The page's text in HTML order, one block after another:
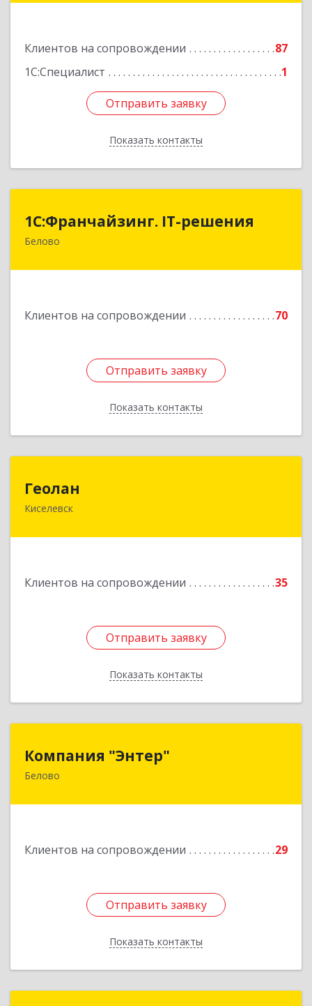
Клиентов на сопровождении
87
1С:Специалист
1
Отправить заявку
Показать контакты
Отправить заявку
Назад
1С:Франчайзинг. IT-решения
Белово
Клиентов на сопровождении 70
Отправить заявку
Показать контакты
1С:Франчайзинг. IT-решения
Отправить заявку
Назад
Геолан
Киселевск
Клиентов на сопровождении 35
Отправить заявку
Показать контакты
Отправить заявку
Назад
Компания "Энтер"
Белово
Клиентов на сопровождении 29
Отправить заявку
Показать контакты
652600, Кемеровская обл, Белово г, Почтовый
Отправить заявку
Назад